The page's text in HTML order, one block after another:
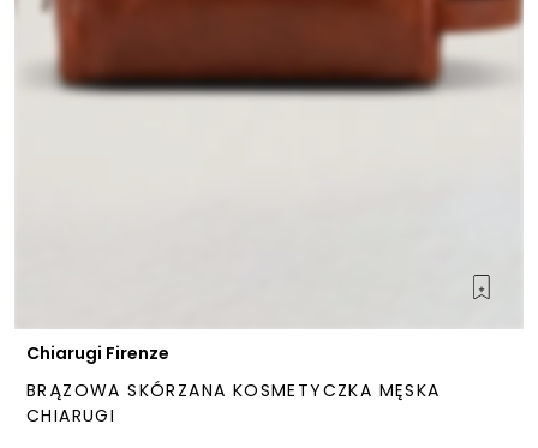
Chiarugi Firenze
BRĄZOWA SKÓRZANA KOSMETYCZKA MĘSKA
CHIARUGI